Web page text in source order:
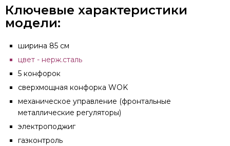
Ключевые характеристики
модели:
ширина 85 см
цвет - нерж.сталь
5 конфорок
сверхмощная конфорка WOK
механическое управление (фронтальные
металлические регуляторы)
электроподжиг
газконтроль